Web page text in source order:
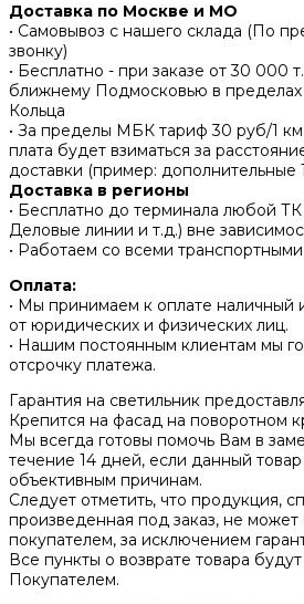
Доставка по Москве и МО
• Самовывоз с нашего склада (По
звонку)
• Бесплатно - при заказе от 30 000
ближнему Подмосковью в
Кольца
• За пределы МБК тариф 30 руб/1
плата будет взиматься за
доставки (пример: дополнительные
Доставка в регионы
• Бесплатно до терминала любой
Деловые линии и т.д.) вне
• Работаем со всеми
Оплата:
• Мы принимаем к оплате наличный
от юридических и физических лиц.
• Нашим постоянным клиентам мы
отсрочку платежа.
Гарантия на светильник
Крепится на фасад на поворотном
Мы всегда готовы помочь Вам в
течение 14 дней, если данный
объективным причинам.
Следует отметить, что продукция,
произведенная под заказ, не
покупателем, за исключением
Все пункты о возврате товара
Покупателем.